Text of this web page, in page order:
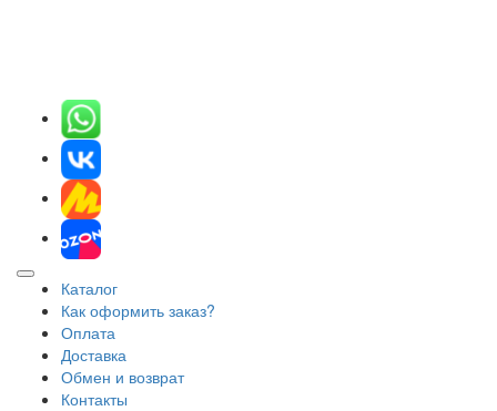
Каталог
Как оформить заказ?
Оплата
Доставка
Обмен и возврат
Контакты